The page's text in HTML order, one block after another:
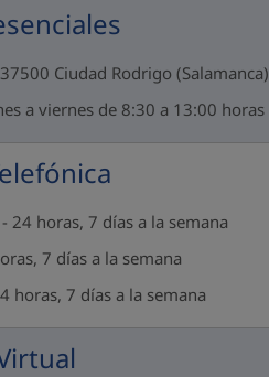
Ciudad Rodrigo (Salamanca)
a viernes de 8:30 a 13:00 horas
24 horas, 7 días a la semana
7 días a la semana
horas, 7 días a la semana